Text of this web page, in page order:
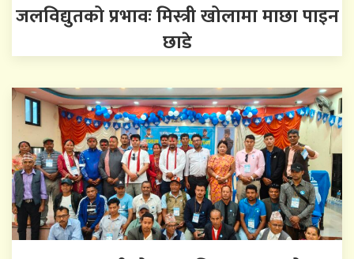
जलविद्युतको प्रभावः मिस्त्री खोलामा माछा पाइन
छाडे